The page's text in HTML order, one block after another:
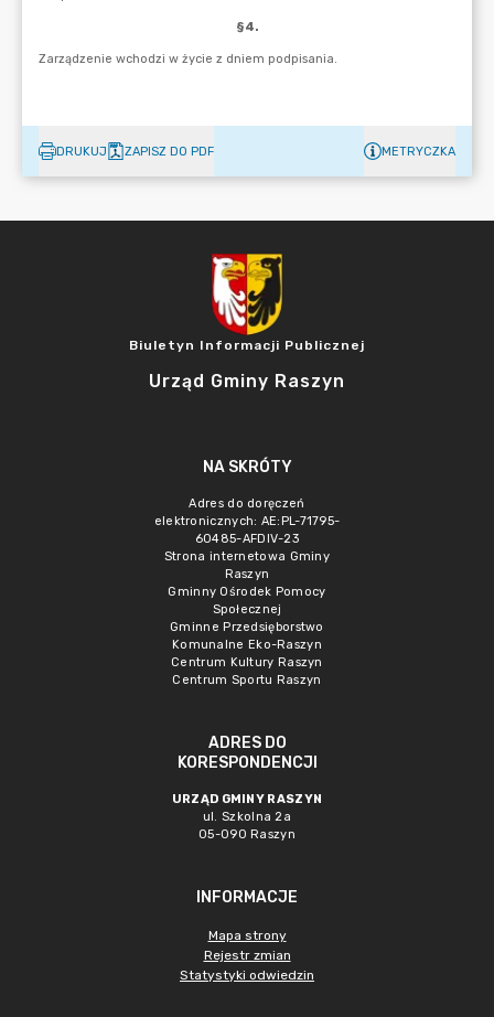
DRUKUJ ZAPISZ DO PDF METRYCZKA
Biuletyn Informacji Publicznej
Urząd Gminy Raszyn
NA SKRÓTY
Adres do doręczeń
elektronicznych: AE:PL-71795-
60485-AFDIV-23
Strona internetowa Gminy
Raszyn
Gminny Ośrodek Pomocy
Społecznej
Gminne Przedsięborstwo
Komunalne Eko-Raszyn
Centrum Kultury Raszyn
Centrum Sportu Raszyn
ADRES DO
KORESPONDENCJI
URZĄD GMINY RASZYN
ul. Szkolna 2a
05-090 Raszyn
INFORMACJE
Mapa strony
Rejestr zmian
Statystyki odwiedzin